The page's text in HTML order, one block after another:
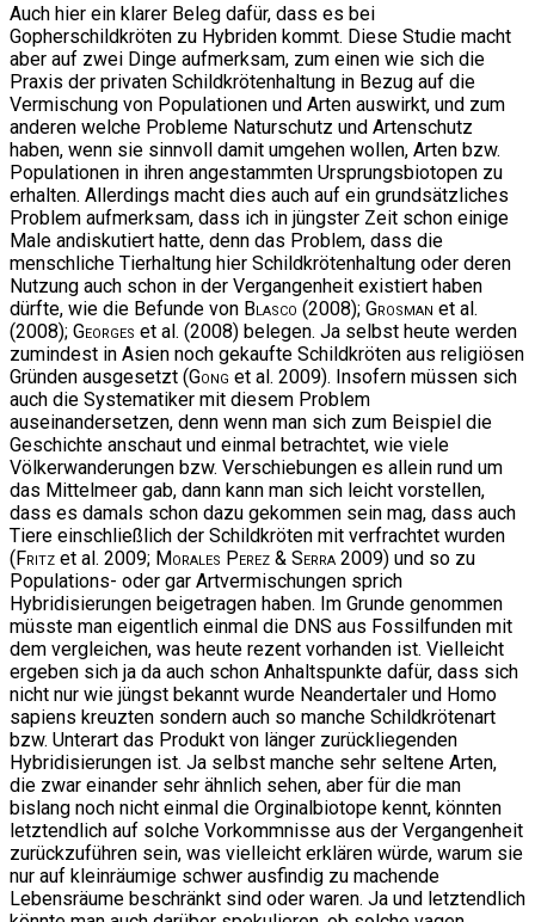
Auch hier ein klarer Beleg dafür, dass es bei
Gopherschildkröten zu Hybriden kommt. Diese Studie macht
aber auf zwei Dinge aufmerksam, zum einen wie sich die
Praxis der privaten Schildkrötenhaltung in Bezug auf die
Vermischung von Populationen und Arten auswirkt, und zum
anderen welche Probleme Naturschutz und Artenschutz
haben, wenn sie sinnvoll damit umgehen wollen, Arten bzw.
Populationen in ihren angestammten Ursprungsbiotopen zu
erhalten. Allerdings macht dies auch auf ein grundsätzliches
Problem aufmerksam, dass ich in jüngster Zeit schon einige
Male andiskutiert hatte, denn das Problem, dass die
menschliche Tierhaltung hier Schildkrötenhaltung oder deren
Nutzung auch schon in der Vergangenheit existiert haben
dürfte, wie die Befunde von Blasco (2008); Grosman et al.
(2008); Georges et al. (2008) belegen. Ja selbst heute werden
zumindest in Asien noch gekaufte Schildkröten aus religiösen
Gründen ausgesetzt (Gong et al. 2009). Insofern müssen sich
auch die Systematiker mit diesem Problem
auseinandersetzen, denn wenn man sich zum Beispiel die
Geschichte anschaut und einmal betrachtet, wie viele
Völkerwanderungen bzw. Verschiebungen es allein rund um
das Mittelmeer gab, dann kann man sich leicht vorstellen,
dass es damals schon dazu gekommen sein mag, dass auch
Tiere einschließlich der Schildkröten mit verfrachtet wurden
(Fritz et al. 2009; Morales Perez & Serra 2009) und so zu
Populations- oder gar Artvermischungen sprich
Hybridisierungen beigetragen haben. Im Grunde genommen
müsste man eigentlich einmal die DNS aus Fossilfunden mit
dem vergleichen, was heute rezent vorhanden ist. Vielleicht
ergeben sich ja da auch schon Anhaltspunkte dafür, dass sich
nicht nur wie jüngst bekannt wurde Neandertaler und Homo
sapiens kreuzten sondern auch so manche Schildkrötenart
bzw. Unterart das Produkt von länger zurückliegenden
Hybridisierungen ist. Ja selbst manche sehr seltene Arten,
die zwar einander sehr ähnlich sehen, aber für die man
bislang noch nicht einmal die Orginalbiotope kennt, könnten
letztendlich auf solche Vorkommnisse aus der Vergangenheit
zurückzuführen sein, was vielleicht erklären würde, warum sie
nur auf kleinräumige schwer ausfindig zu machende
Lebensräume beschränkt sind oder waren. Ja und letztendlich